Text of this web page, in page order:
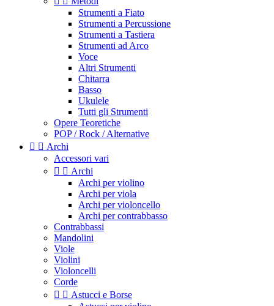
Strumenti a Fiato
Strumenti a Percussione
Strumenti a Tastiera
Strumenti ad Arco
Voce
Altri Strumenti
Chitarra
Basso
Ukulele
Tutti gli Strumenti
Opere Teoretiche
POP / Rock / Alternative
  Archi
Accessori vari
  Archi
Archi per violino
Archi per viola
Archi per violoncello
Archi per contrabbasso
Contrabbassi
Mandolini
Viole
Violini
Violoncelli
Corde
  Astucci e Borse